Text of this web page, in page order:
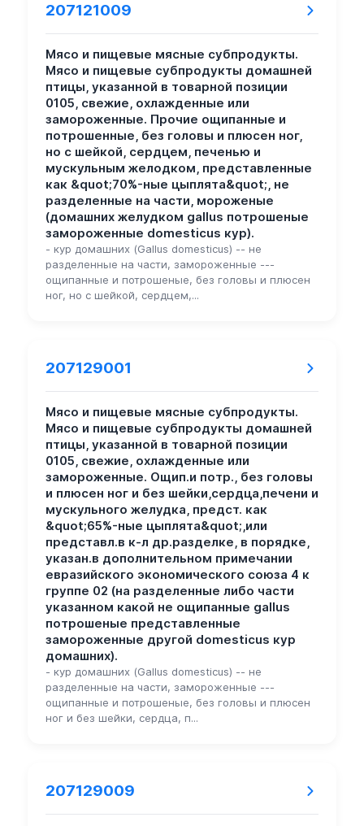
207121009
Мясо и пищевые мясные субпродукты.
Мясо и пищевые субпродукты домашней
птицы, указанной в товарной позиции
0105, свежие, охлажденные или
замороженные. Прочие ощипанные и
потрошенные, без головы и плюсен ног,
но с шейкой, сердцем, печенью и
мускульным желодком, представленные
как &quot;70%-ные цыплята&quot;, не
разделенные на части, мороженые
(домашних желудком gallus потрошеные
замороженные domesticus кур).
- кур домашних (Gallus domesticus) -- не
разделенные на части, замороженные ---
ощипанные и потрошеные, без головы и плюсен
ног, но с шейкой, сердцем,...
207129001
Мясо и пищевые мясные субпродукты.
Мясо и пищевые субпродукты домашней
птицы, указанной в товарной позиции
0105, свежие, охлажденные или
замороженные. Ощип.и потр., без головы
и плюсен ног и без шейки,сердца,печени и
мускульного желудка, предст. как
&quot;65%-ные цыплята&quot;,или
представл.в к-л др.разделке, в порядке,
указан.в дополнительном примечании
евразийского экономического союза 4 к
группе 02 (на разделенные либо части
указанном какой не ощипанные gallus
потрошеные представленные
замороженные другой domesticus кур
домашних).
- кур домашних (Gallus domesticus) -- не
разделенные на части, замороженные ---
ощипанные и потрошеные, без головы и плюсен
ног и без шейки, сердца, п...
207129009